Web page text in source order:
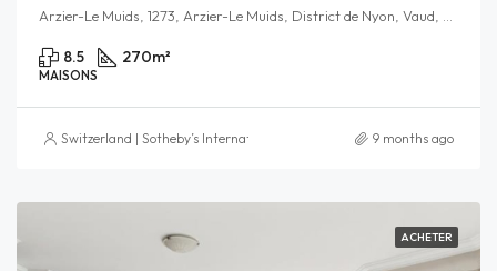
8.5 270m²
MAISONS
Switzerland | Sotheby’s International Realty 9 months ago
ACHETER